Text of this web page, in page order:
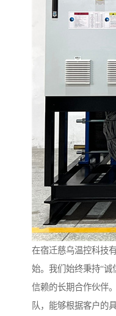
在宿迁慈乌温控科技
始。我们始终秉持“诚
信赖的长期合作伙伴
队，能够根据客户的